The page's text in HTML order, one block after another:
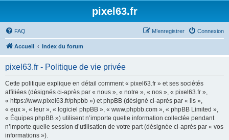
pixel63.fr
FAQ Connexion
M’enregistrer
Accueil Index du forum
pixel63.fr - Politique de vie privée
Cette politique explique en détail comment « pixel63.fr » et ses sociétés
affiliées (désignés ci-après par « nous », « notre », « nos », « pixel63.fr »,
« https://www.pixel63.fr/phpbb ») et phpBB (désigné ci-après par « ils »,
« eux », « leur », « logiciel phpBB », « www.phpbb.com », « phpBB Limited »,
« Équipes phpBB ») utilisent n’importe quelle information collectée pendant
n’importe quelle session d’utilisation de votre part (désignée ci-après par « vos
informations »).